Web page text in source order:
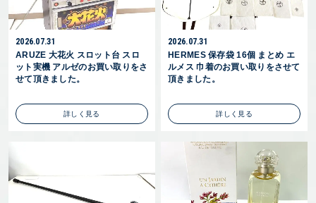
2026.07.31
ARUZE 大花火 スロット台 スロ
ット実機 アルゼのお買い取りをさ
せて頂きました。
詳しく見る
2026.07.31
HERMES 保存袋 16個 まとめ エ
ルメス 巾着のお買い取りをさせて
頂きました。
詳しく見る